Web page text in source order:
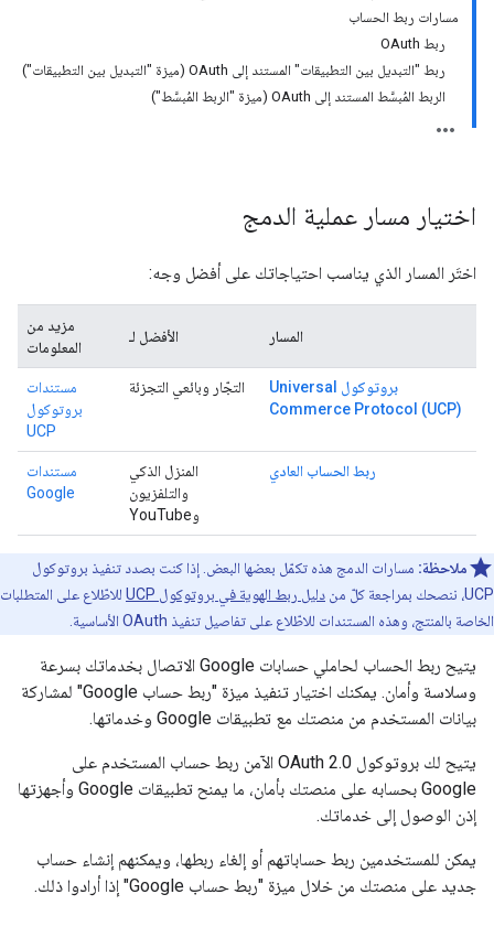
مسارات ربط الحساب
ربط OAuth
ربط "التبديل بين التطبيقات" المستند إلى OAuth (ميزة "التبديل بين التطبيقات")
الربط المُبسَّط المستند إلى OAuth (ميزة "الربط المُبسَّط")
اختيار مسار عملية الدمج
اختَر المسار الذي يناسب احتياجاتك على أفضل وجه:
المسار الأفضل لـ
مزيد من
المعلومات
بروتوكول Universal
Commerce Protocol (UCP)
التجّار وبائعي التجزئة
مستندات
بروتوكول
UCP
ربط الحساب العادي
المنزل الذكي
والتلفزيون
وYouTube
مستندات
Google
ملاحظة: مسارات الدمج هذه تكمّل بعضها البعض. إذا كنت بصدد تنفيذ بروتوكول
UCP، ننصحك بمراجعة كلّ من
دليل ربط الهوية في بروتوكول UCP
للاطّلاع على المتطلبات
الخاصة بالمنتج، وهذه المستندات للاطّلاع على تفاصيل تنفيذ OAuth الأساسية.
يتيح ربط الحساب لحاملي حسابات Google الاتصال بخدماتك بسرعة
وسلاسة وأمان. يمكنك اختيار تنفيذ ميزة "ربط حساب Google" لمشاركة
بيانات المستخدم من منصتك مع تطبيقات Google وخدماتها.
يتيح لك بروتوكول OAuth 2.0 الآمن ربط حساب المستخدم على
Google بحسابه على منصتك بأمان، ما يمنح تطبيقات Google وأجهزتها
إذن الوصول إلى خدماتك.
يمكن للمستخدمين ربط حساباتهم أو إلغاء ربطها، ويمكنهم إنشاء حساب
جديد على منصتك من خلال ميزة "ربط حساب Google" إذا أرادوا ذلك.